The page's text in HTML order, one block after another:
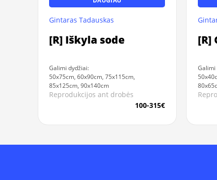
Gintaras Tadauskas
[R] Iškyla sode
Galimi dydžiai:
50x75cm, 60x90cm, 75x115cm,
85x125cm, 90x140cm
Reprodukcijos ant drobės
100-315€
[R]
Galimi